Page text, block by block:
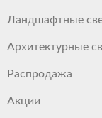
Ландшафтные
Архитектурные
Распродажа
Акции